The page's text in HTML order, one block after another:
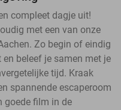
compleet dagje uit!
met een van onze
Zo begin of eindig
beleef je samen met je
tijd. Kraak
spannende escaperoom
goede film in de